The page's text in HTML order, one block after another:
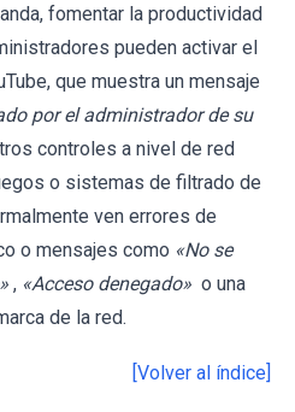
fomentar la productividad
pueden activar el
que muestra un mensaje
por el administrador de su
controles a nivel de red
o sistemas de filtrado de
ven errores de
o mensajes como «No se
, «Acceso denegado» o una
de la red.
[Volver al índice]